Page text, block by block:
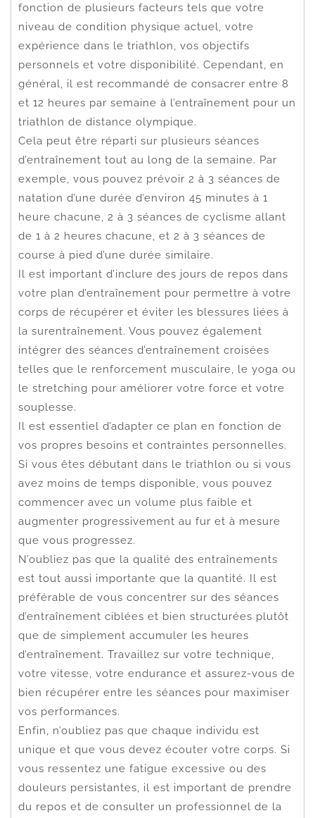
fonction de plusieurs facteurs tels que votre
niveau de condition physique actuel, votre
expérience dans le triathlon, vos objectifs
personnels et votre disponibilité. Cependant, en
général, il est recommandé de consacrer entre 8
et 12 heures par semaine à l’entraînement pour un
triathlon de distance olympique.
Cela peut être réparti sur plusieurs séances
d’entraînement tout au long de la semaine. Par
exemple, vous pouvez prévoir 2 à 3 séances de
natation d’une durée d’environ 45 minutes à 1
heure chacune, 2 à 3 séances de cyclisme allant
de 1 à 2 heures chacune, et 2 à 3 séances de
course à pied d’une durée similaire.
Il est important d’inclure des jours de repos dans
votre plan d’entraînement pour permettre à votre
corps de récupérer et éviter les blessures liées à
la surentraînement. Vous pouvez également
intégrer des séances d’entraînement croisées
telles que le renforcement musculaire, le yoga ou
le stretching pour améliorer votre force et votre
souplesse.
Il est essentiel d’adapter ce plan en fonction de
vos propres besoins et contraintes personnelles.
Si vous êtes débutant dans le triathlon ou si vous
avez moins de temps disponible, vous pouvez
commencer avec un volume plus faible et
augmenter progressivement au fur et à mesure
que vous progressez.
N’oubliez pas que la qualité des entraînements
est tout aussi importante que la quantité. Il est
préférable de vous concentrer sur des séances
d’entraînement ciblées et bien structurées plutôt
que de simplement accumuler les heures
d’entraînement. Travaillez sur votre technique,
votre vitesse, votre endurance et assurez-vous de
bien récupérer entre les séances pour maximiser
vos performances.
Enfin, n’oubliez pas que chaque individu est
unique et que vous devez écouter votre corps. Si
vous ressentez une fatigue excessive ou des
douleurs persistantes, il est important de prendre
du repos et de consulter un professionnel de la